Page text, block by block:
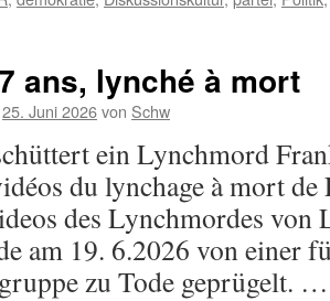
ans, lynché à mort
25. Juni 2026von Schw
ein Lynchmord
du lynchage à mort
des Lynchmordes von
am 19. 6.2026 von einer
zu Tode geprügelt.